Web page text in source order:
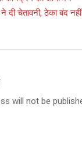
दी चेतावनी, ठेका बंद
will not be